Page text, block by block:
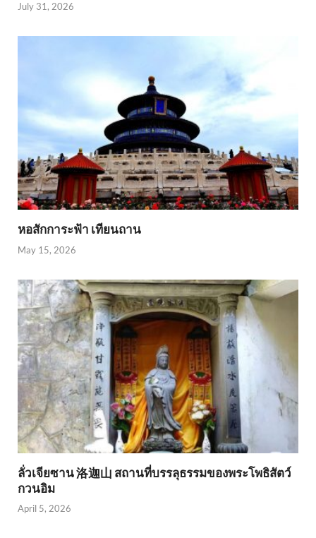
July 31, 2026
หอสักการะฟ้า เทียนถาน
May 15, 2026
ลั่วเจียซาน 洛迦山 สถานที่บรรลุธรรมของพระโพธิสัตว์
กวนอิม
April 5, 2026